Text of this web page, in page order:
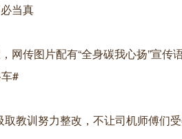
当真
网传图片配有“全身碳我心扬”宣传
#
教训努力整改，不让司机师傅们